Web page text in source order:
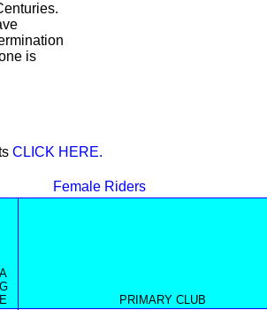
is
CLICK HERE.
Female Riders
A
G
E
PRIMARY CLUB